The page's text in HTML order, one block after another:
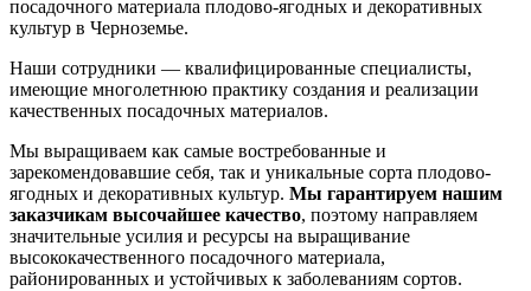
посадочного материала плодово-ягодных и декоративных
культур в Черноземье.
Наши сотрудники — квалифицированные специалисты,
имеющие многолетнюю практику создания и реализации
качественных посадочных материалов.
Мы выращиваем как самые востребованные и
зарекомендовавшие себя, так и уникальные сорта плодово-
ягодных и декоративных культур. Мы гарантируем нашим
заказчикам высочайшее качество, поэтому направляем
значительные усилия и ресурсы на выращивание
высококачественного посадочного материала,
районированных и устойчивых к заболеваниям сортов.